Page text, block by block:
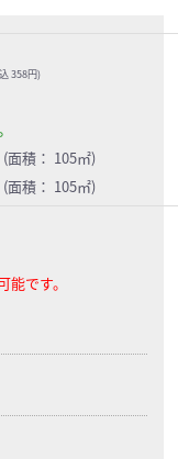
358円)
4,751枚 (面積： 105㎡)
4,751枚 (面積： 105㎡)
です。